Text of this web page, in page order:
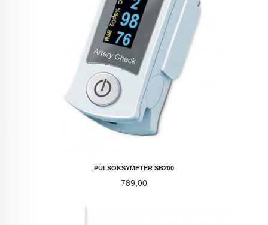
PULSOKSYMETER SB200
Pris
789,00